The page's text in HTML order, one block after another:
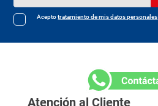
Aceptotratamiento de mis datos personales
Atención al Cliente